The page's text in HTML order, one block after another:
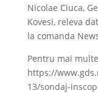
Nicolae Ciuca,
Kovesi, releva
la comanda
Pentru mai
https://
13/sondaj-